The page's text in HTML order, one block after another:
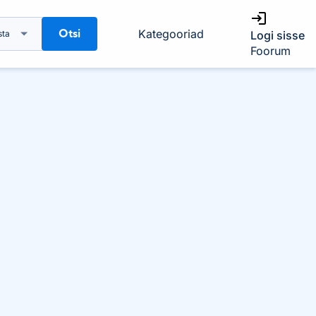
Otsi Kategooriad
Logi sisse
Foorum